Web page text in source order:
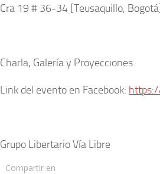
Cra 19 # 36-34 [Teusaquillo,
Charla, Galería y Proyecciones
Link del evento en Facebook:
Grupo Libertario Vía Libre
Compartir en